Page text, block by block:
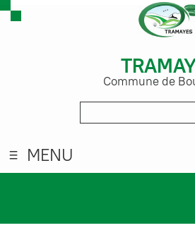
Commune de
MENU